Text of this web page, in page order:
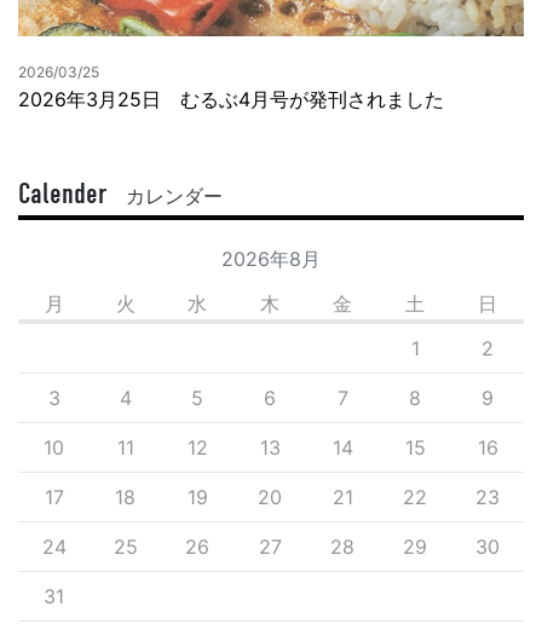
2026/03/25
2026年3月25日 むるぶ4月号が発刊されました
Calender カレンダー
2026年8月
月
火 水 木 金 土 日
1 2
3 4 5 6 7 8 9
10 11 12 13 14 15 16
17 18 19 20 21 22 23
24 25 26 27 28 29 30
31